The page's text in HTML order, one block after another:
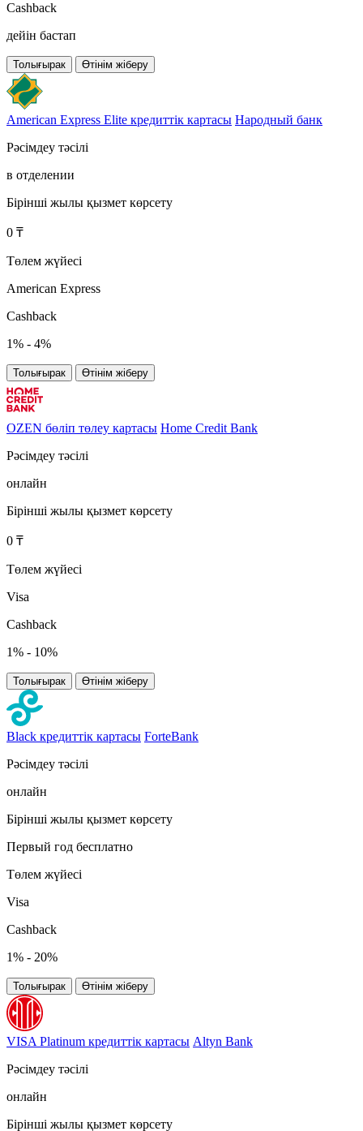
Cashback
дейін бастап
Толығырак Өтінім жіберу
American Express Elite кредиттік картасы Народный банк
Рәсімдеу тәсілі
в отделении
Бірінші жылы қызмет көрсету
0 ₸
Төлем жүйесі
American Express
Cashback
1% - 4%
Толығырак Өтінім жіберу
OZEN бөліп төлеу картасы Home Credit Bank
Рәсімдеу тәсілі
онлайн
Бірінші жылы қызмет көрсету
0 ₸
Төлем жүйесі
Visa
Cashback
1% - 10%
Толығырак Өтінім жіберу
Black кредиттік картасы ForteBank
Рәсімдеу тәсілі
онлайн
Бірінші жылы қызмет көрсету
Первый год бесплатно
Төлем жүйесі
Visa
Cashback
1% - 20%
Толығырак Өтінім жіберу
VISA Platinum кредиттік картасы Altyn Bank
Рәсімдеу тәсілі
онлайн
Бірінші жылы қызмет көрсету